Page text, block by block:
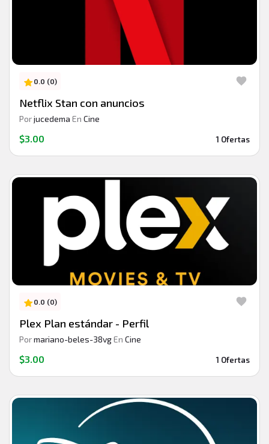
0.0 (0)
Netflix Stan con anuncios
Porjucedema En Cine
$3.00 1 Ofertas
0.0 (0)
Plex Plan estándar - Perfil
Pormariano-beles-38vgEn Cine
$3.00 1 Ofertas